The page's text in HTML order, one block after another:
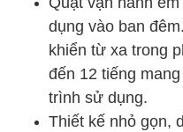
dụng vào ban
khiển từ xa trong
đến 12 tiếng
trình sử dụng.
Thiết kế nhỏ gọn,